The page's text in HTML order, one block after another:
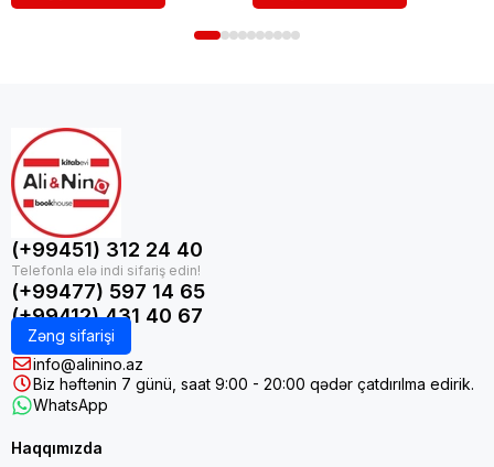
(+99451) 312 24 40
(+99477) 597 14 65
(+99412) 431 40 67
Zəng sifarişi
info@alinino.az
Biz həftənin 7 günü, saat 9:00 - 20:00 qədər çatdırılma edirik.
WhatsApp
Haqqımızda